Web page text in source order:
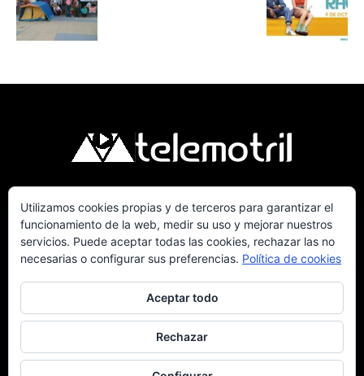
Telemotril, la Televisión Digital de la Costa
Tropical de Granada. Siguenos en Fm a traves
del 107.7 en OndaSur Motril.
Política de cookies Más información sobre las cookies Contacto
Utilizamos cookies propias y de terceros para garantizar el
funcionamiento de la web, medir su uso y mejorar nuestros
servicios. Puede aceptar todas las cookies, rechazar las no
necesarias o configurar sus preferencias. Política de cookies
Aceptar todo
Rechazar